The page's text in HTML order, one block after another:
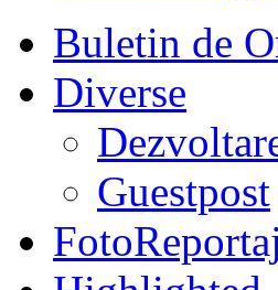
Buletin de
Diverse
Guestpost
FotoReportaj